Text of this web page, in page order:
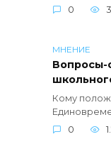
0
МНЕНИЕ
Вопросы-
Кому
0